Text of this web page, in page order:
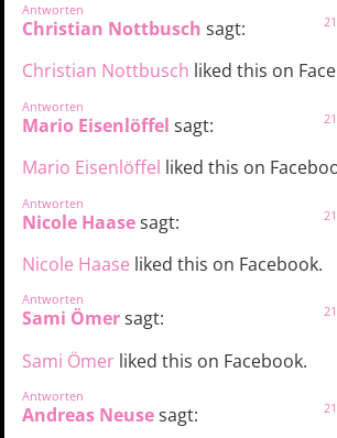
Antworten
Christian Nottbusch sagt:
Christian Nottbusch liked this on
Antworten
Mario Eisenlöffel sagt:
Mario Eisenlöffel liked this on
Antworten
Nicole Haasesagt:
Nicole Haase liked this on Facebook.
Antworten
Sami Ömersagt:
Sami Ömer liked this on Facebook.
Antworten
Andreas Neusesagt: